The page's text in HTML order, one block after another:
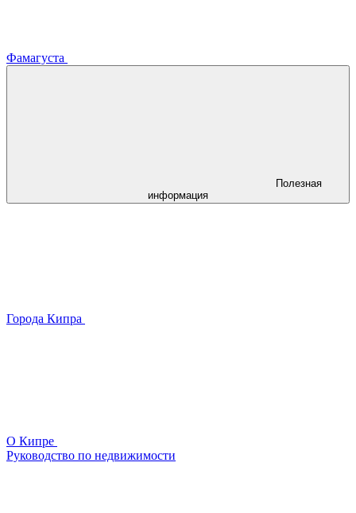
Фамагуста
Полезная
информация
Города Кипра
О Кипре
Руководство по недвижимости